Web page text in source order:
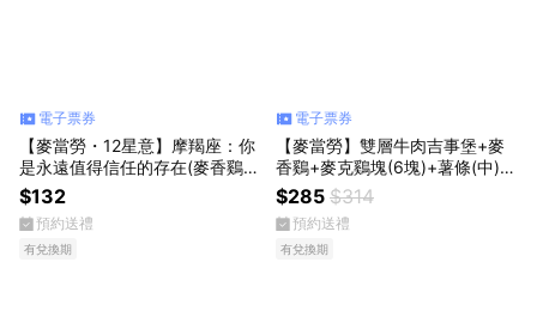
電子票券
【麥當勞・12星意】摩羯座：你
是永遠值得信任的存在(麥香鷄
+四塊麥克鷄塊+中杯可樂)
$132
預約送禮
有兌換期
電子票券
【麥當勞】雙層牛肉吉事堡+麥
香鷄+麥克鷄塊(6塊)+薯條(中)
+可樂(中)x2好禮即享券
$285 $314
預約送禮
有兌換期